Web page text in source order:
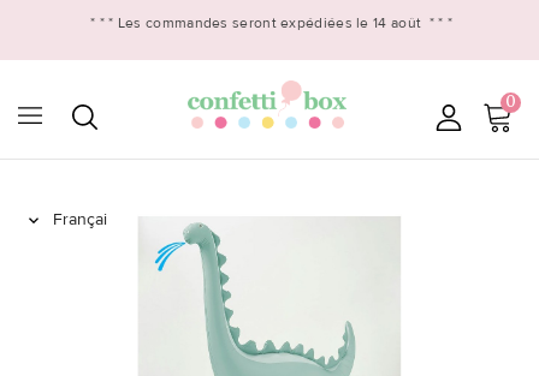
* * * Les commandes seront expédiées le 14 août * * *
0
